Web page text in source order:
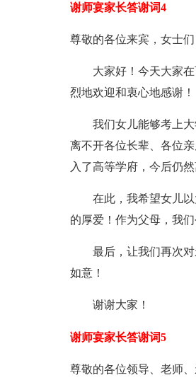
谢师宴家长答谢词4
尊敬的各位来宾，女士们
大家好！今天大家在
烈地欢迎和衷心地感谢！
我们女儿能够考上大
离不开各位长辈、各位
入了高等学府，今后仍
在此，我希望女儿以
的厚爱！作为父母，我
最后，让我们再次对
如意！
谢谢大家！
谢师宴家长答谢词5
尊敬的各位领导、老师